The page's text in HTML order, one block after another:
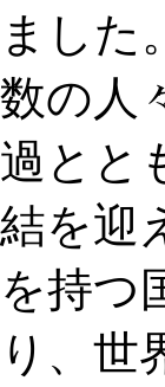
ました
数の人
過とと
結を迎
を持つ
り、世